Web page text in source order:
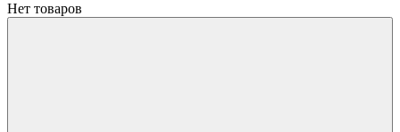
Нет товаров